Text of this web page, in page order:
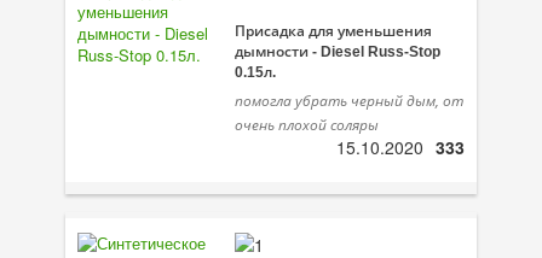
Профи-серия
Уход за кондиционером
Присадка для уменьшения
дымности - Diesel Russ-Stop
0.15л.
помогла убрать черный дым, от
очень плохой соляры
15.10.2020 333